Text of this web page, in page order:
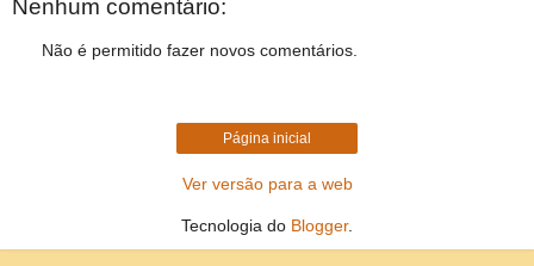
Nenhum comentário:
Não é permitido fazer novos comentários.
Página inicial
Ver versão para a web
Tecnologia do Blogger.